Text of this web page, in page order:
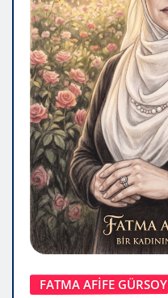
FATMA AFİFE GÜRSOY